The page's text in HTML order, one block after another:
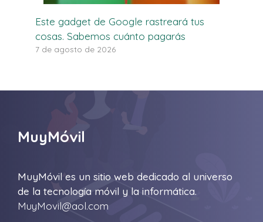
Este gadget de Google rastreará tus
cosas. Sabemos cuánto pagarás
7 de agosto de 2026
MuyMóvil
MuyMóvil es un sitio web dedicado al universo
de la tecnología móvil y la informática.
MuyMovil@aol.com